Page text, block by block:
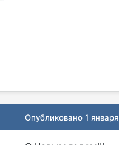
Опубликовано1